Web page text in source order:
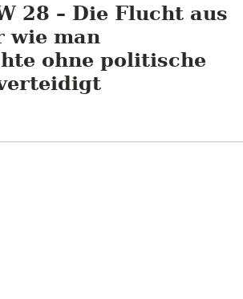
28 – Die Flucht aus
wie man
ohne politische